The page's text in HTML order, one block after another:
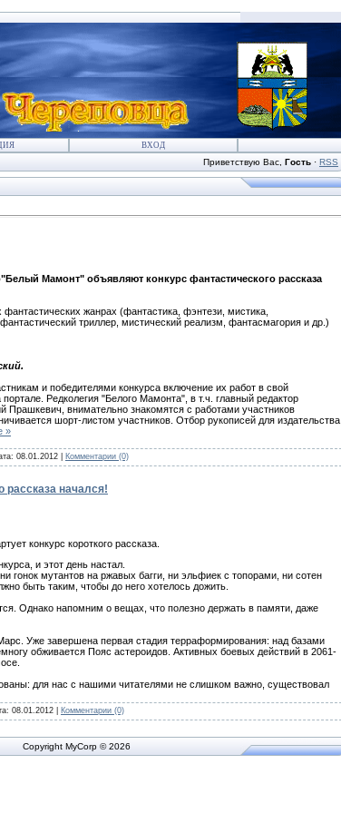
ВХОД
Приветствую Вас Гость · RSS
Мамонт" объявляют конкурс фантастического рассказа
жанрах (фантастика, фэнтези, мистика,
триллер, мистический реализм, фантасмагория и др.)
и победителями конкурса включение их работ в свой
Редколегия "Белого Мамонта", в т.ч. главный редактор
Прашкевич, внимательно знакомятся с работами участников
шорт-листом участников. Отбор рукописей для издательства
»
08.01.2012 Комментарии (0)
рассказа начался!
конкурс короткого рассказа.
и этот день настал.
гонок мутантов на ржавых багги, ни эльфиек с топорами, ни сотен
быть таким, чтобы до него хотелось дожить.
Однако напомним о вещах, что полезно держать в памяти, даже
Уже завершена первая стадия терраформирования: над базами
обживается Пояс астероидов. Активных боевых действий в 2061-
для нас с нашими читателями не слишком важно, существовал
08.01.2012 Комментарии (0)
Copyright MyCorp © 2026